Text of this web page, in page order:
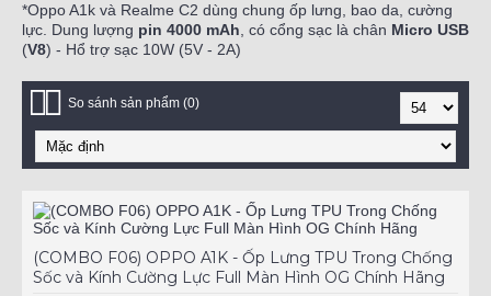
*Oppo A1k và Realme C2 dùng chung ốp lưng, bao da, cường
lực. Dung lượng pin 4000 mAh , có cổng sạc là chân Micro USB
(V8) - Hổ trợ sạc 10W (5V - 2A)
So sánh sản phẩm (0)
(COMBO F06) OPPO A1K - Ốp Lưng TPU Trong Chống
Sốc và Kính Cường Lực Full Màn Hình OG Chính Hãng